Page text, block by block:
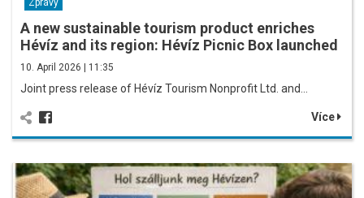
Zprávy
A new sustainable tourism product enriches
Hévíz and its region: Hévíz Picnic Box launched
10. April 2026 | 11:35
Joint press release of Hévíz Tourism Nonprofit Ltd. and…
Více